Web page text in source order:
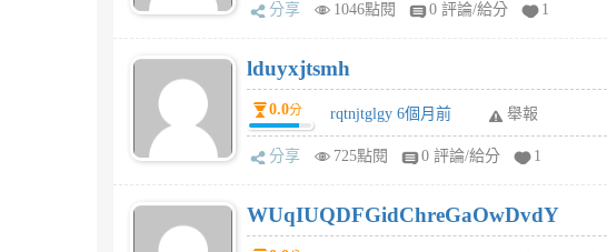
分享 1046點閱 0 評論/給分 1
lduyxjtsmh
0.0分 rqtnjtglgy 6個月前 舉報
分享 725點閱 0 評論/給分 1
WUqIUQDFGidChreGaOwDvdY